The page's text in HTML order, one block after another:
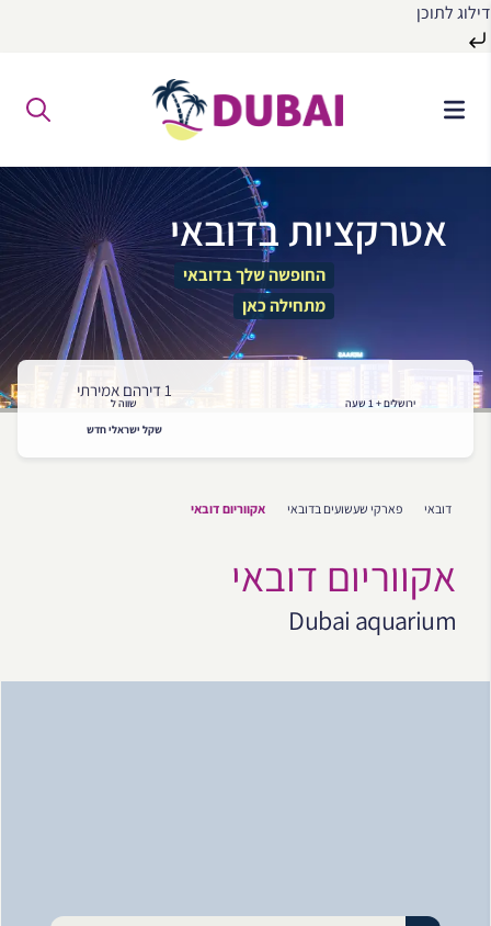
דילוג לתוכן
התוכן
אטרקציות בדובאי
החופשה שלך בדובאי
מתחילה כאן
ירושלים + 1 שעה
1 דירהם אמירתי
שווה ל
שקל ישראלי חדש
דובאי פארקי שעשועים בדובאי אקווריום דובאי
אקווריום דובאי
Dubai aquarium